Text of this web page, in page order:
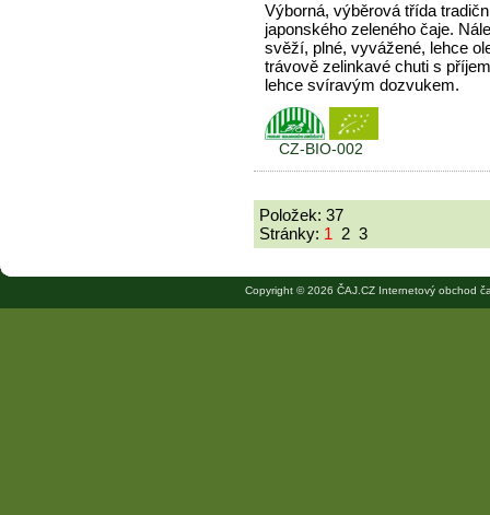
Výborná, výběrová třída
japonského zeleného čaje.
svěží, plné, vyvážené, lehce
trávově zelinkavé chuti s
lehce svíravým dozvukem.
CZ-BIO-002
Položek: 37
Stránky: 1 2 3
Copyright © 2026 ČAJ.CZ Internetový obchod